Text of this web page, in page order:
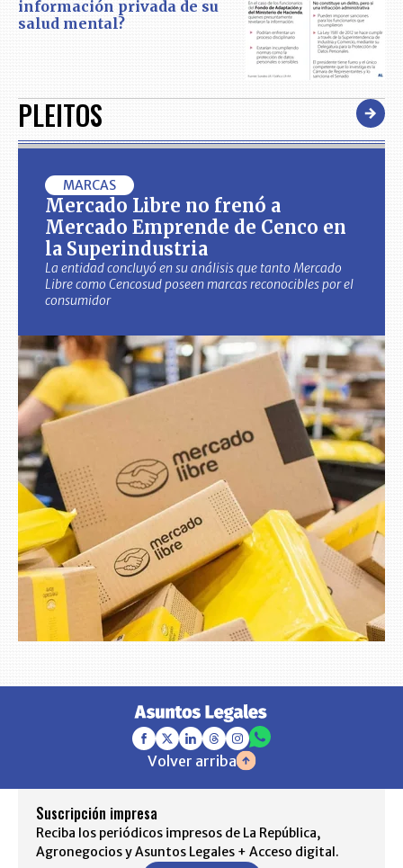
información privada de su
salud mental?
PLEITOS
MARCAS
Mercado Libre no frenó a
Mercado Emprende de Cenco en
la Superindustria
La entidad concluyó en su análisis que tanto Mercado
Libre como Cencosud poseen marcas reconocibles por el
consumidor
Volver arriba
Suscripción impresa
Reciba los periódicos impresos de La República,
Agronegocios y Asuntos Legales + Acceso digital.